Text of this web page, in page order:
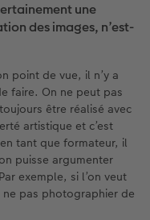
une
des images, n’est-
point de vue, il n’y a
faire. On ne peut pas
être réalisé avec
artistique et c’est
tant que formateur, il
puisse argumenter
exemple, si l’on veut
pas photographier de